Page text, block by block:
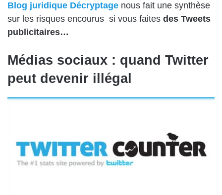
Blog juridique Décryptage nous fait une synthèse
sur les risques encourus si vous faites des Tweets
publicitaires…
Médias sociaux : quand Twitter
peut devenir illégal